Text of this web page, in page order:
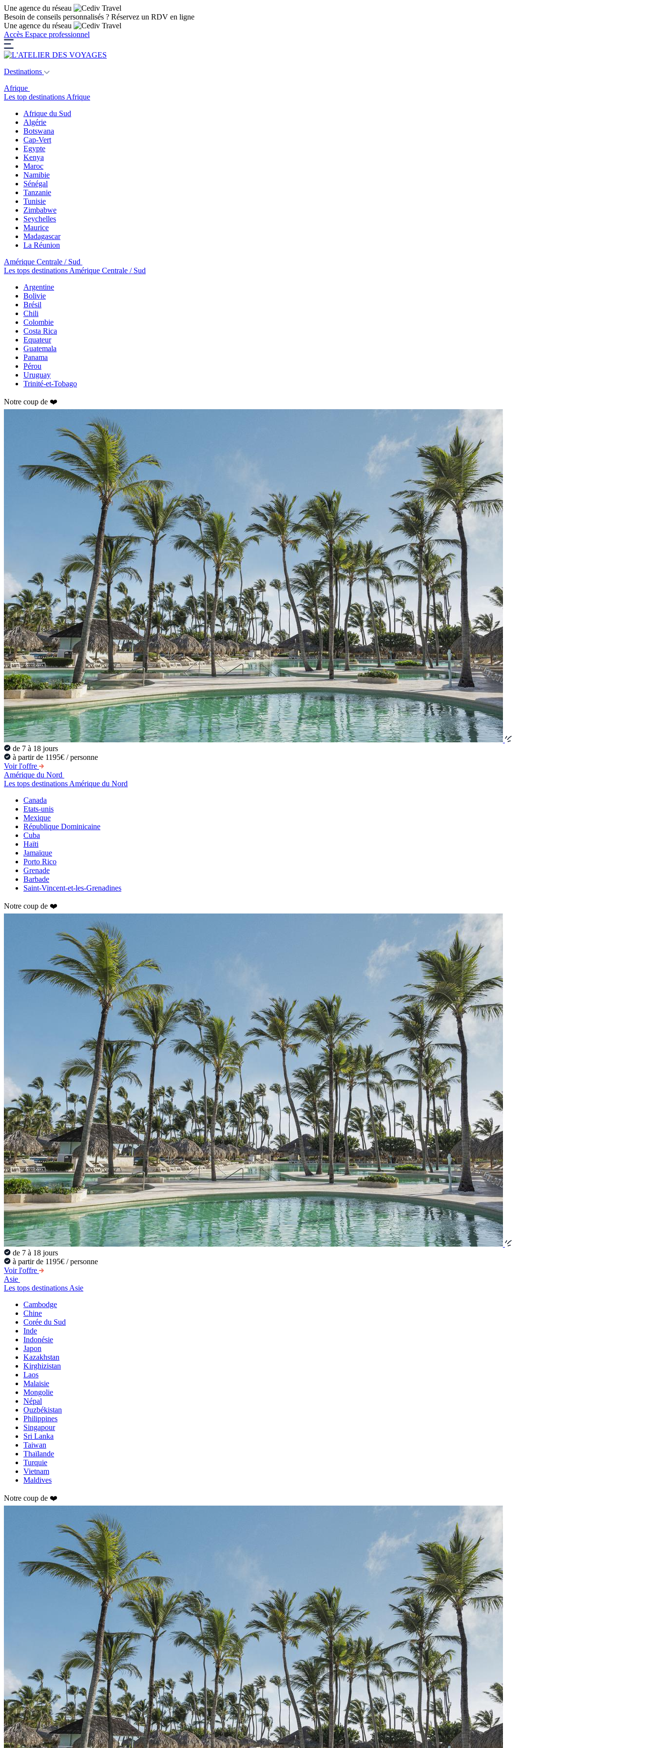
Une agence du réseau
Besoin de conseils personnalisés ? Réservez un RDV en ligne
Une agence du réseau
Accès Espace professionnel
Destinations
Afrique
Les top destinations Afrique
Afrique du Sud
Algérie
Botswana
Cap-Vert
Egypte
Kenya
Maroc
Namibie
Sénégal
Tanzanie
Tunisie
Zimbabwe
Seychelles
Maurice
Madagascar
La Réunion
Amérique Centrale / Sud
Les tops destinations Amérique Centrale / Sud
Argentine
Bolivie
Brésil
Chili
Colombie
Costa Rica
Equateur
Guatemala
Panama
Pérou
Uruguay
Trinité-et-Tobago
Notre coup de ❤️
de 7 à 18 jours
à partir de 1195€ / personne
Voir l'offre
Amérique du Nord
Les tops destinations Amérique du Nord
Canada
Etats-unis
Mexique
République Dominicaine
Cuba
Haïti
Jamaïque
Porto Rico
Grenade
Barbade
Saint-Vincent-et-les-Grenadines
Notre coup de ❤️
de 7 à 18 jours
à partir de 1195€ / personne
Voir l'offre
Asie
Les tops destinations Asie
Cambodge
Chine
Corée du Sud
Inde
Indonésie
Japon
Kazakhstan
Kirghizistan
Laos
Malaisie
Mongolie
Népal
Ouzbékistan
Philippines
Singapour
Sri Lanka
Taiwan
Thaïlande
Turquie
Vietnam
Maldives
Notre coup de ❤️